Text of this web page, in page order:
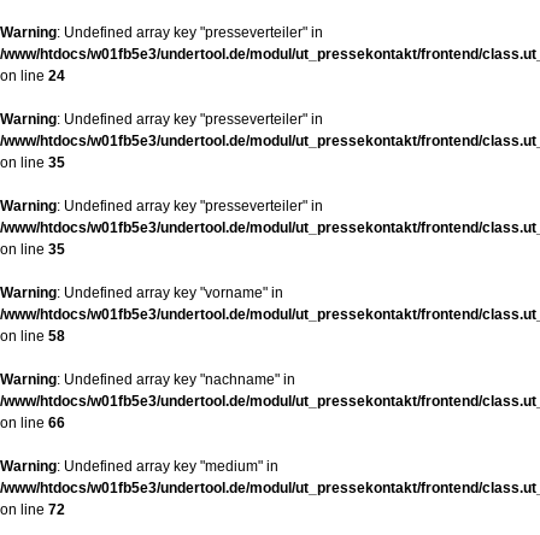
Warning: Undefined array key "presseverteiler" in
/www/htdocs/w01fb5e3/undertool.de/modul/ut_pressekontakt/frontend/
on line 24
Warning: Undefined array key "presseverteiler" in
/www/htdocs/w01fb5e3/undertool.de/modul/ut_pressekontakt/frontend/
on line 35
Warning: Undefined array key "presseverteiler" in
/www/htdocs/w01fb5e3/undertool.de/modul/ut_pressekontakt/frontend/
on line 35
Warning: Undefined array key "vorname" in
/www/htdocs/w01fb5e3/undertool.de/modul/ut_pressekontakt/frontend/
on line 58
Warning: Undefined array key "nachname" in
/www/htdocs/w01fb5e3/undertool.de/modul/ut_pressekontakt/frontend/
on line 66
Warning: Undefined array key "medium" in
/www/htdocs/w01fb5e3/undertool.de/modul/ut_pressekontakt/frontend/
on line 72